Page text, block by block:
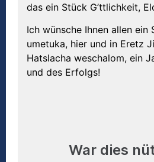
das ein Stück G’ttlichkeit,
Ich wünsche Ihnen allen ein
umetuka, hier und in Eretz
Hatslacha weschalom, ein
und des Erfolgs!
War dies